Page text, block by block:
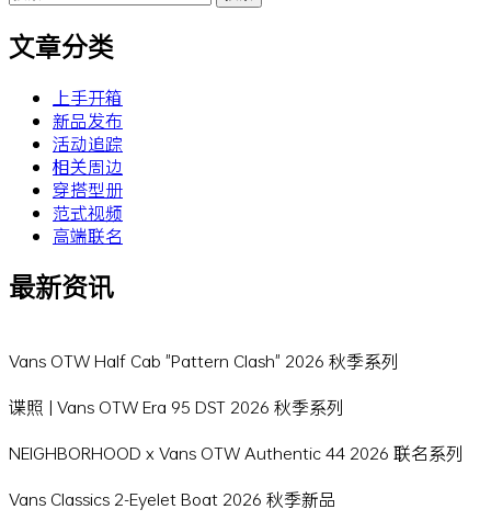
索：
文章分类
上手开箱
新品发布
活动追踪
相关周边
穿搭型册
范式视频
高端联名
最新资讯
Vans OTW Half Cab "Pattern Clash" 2026 秋季系列
谍照 | Vans OTW Era 95 DST 2026 秋季系列
NEIGHBORHOOD x Vans OTW Authentic 44 2026 联名系列
Vans Classics 2-Eyelet Boat 2026 秋季新品